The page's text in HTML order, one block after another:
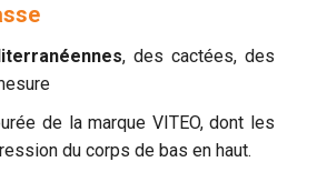
, des cactées, des
de la marque VITEO, dont les
du corps de bas en haut.